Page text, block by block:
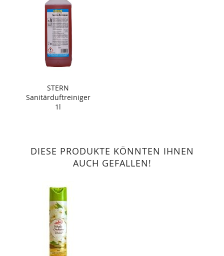
STERN
Sanitärduftreiniger
1l
DIESE PRODUKTE KÖNNTEN IHNEN
AUCH GEFALLEN!